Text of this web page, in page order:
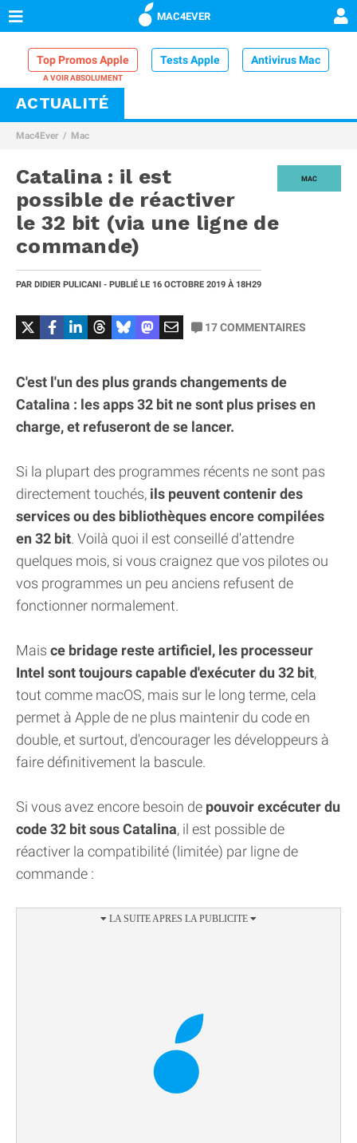
MAC4EVER
Top Promos Apple Tests Apple Antivirus Mac
VPN Mac
Comparatif iPhone
ACTUALITÉ
Mac4Ever Mac
MAC
Catalina : il est
possible de réactiver
le 32 bit (via une ligne de
commande)
PAR DIDIER PULICANI - PUBLIÉ LE 16 OCTOBRE 2019 À 18H29
17COMMENTAIRES
C'est l'un des plus grands changements de
Catalina : les apps 32 bit ne sont plus prises en
charge, et refuseront de se lancer.
Si la plupart des programmes récents ne sont pas
directement touchés, ils peuvent contenir des
services ou des bibliothèques encore compilées
en 32 bit. Voilà quoi il est conseillé d'attendre
quelques mois, si vous craignez que vos pilotes ou
vos programmes un peu anciens refusent de
fonctionner normalement.
Mais ce bridage reste artificiel, les processeur
Intel sont toujours capable d'exécuter du 32 bit,
tout comme macOS, mais sur le long terme, cela
permet à Apple de ne plus maintenir du code en
double, et surtout, d'encourager les développeurs à
faire définitivement la bascule.
Si vous avez encore besoin de pouvoir excécuter du
code 32 bit sous Catalina, il est possible de
réactiver la compatibilité (limitée) par ligne de
commande :